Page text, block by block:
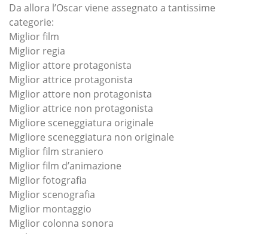
Da allora l’Oscar viene assegnato a tantissime
categorie:
Miglior film
Miglior regia
Miglior attore protagonista
Miglior attrice protagonista
Miglior attore non protagonista
Miglior attrice non protagonista
Migliore sceneggiatura originale
Migliore sceneggiatura non originale
Miglior film straniero
Miglior film d’animazione
Miglior fotografia
Miglior scenografia
Miglior montaggio
Miglior colonna sonora